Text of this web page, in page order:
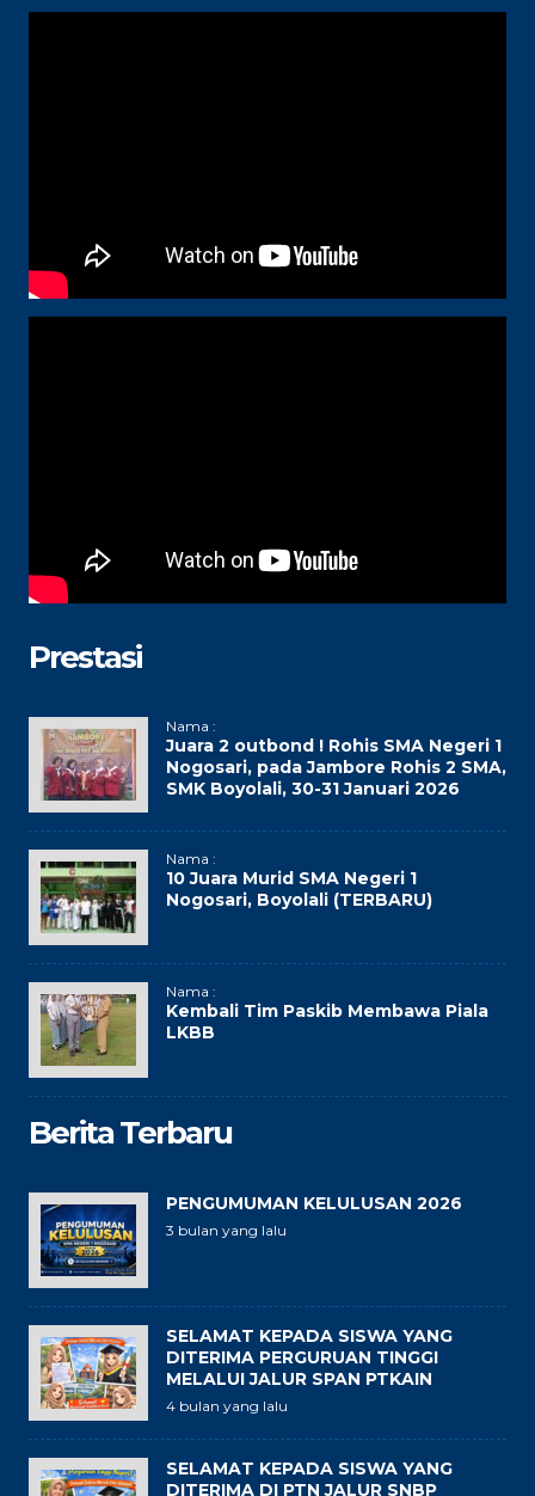
Prestasi
Nama :
Juara 2 outbond ! Rohis SMA Negeri 1
Nogosari, pada Jambore Rohis 2 SMA,
SMK Boyolali, 30-31 Januari 2026
Nama :
10 Juara Murid SMA Negeri 1
Nogosari, Boyolali (TERBARU)
Nama :
Kembali Tim Paskib Membawa Piala
LKBB
Berita Terbaru
PENGUMUMAN KELULUSAN 2026
3 bulan yang lalu
SELAMAT KEPADA SISWA YANG
DITERIMA PERGURUAN TINGGI
MELALUI JALUR SPAN PTKAIN
4 bulan yang lalu
SELAMAT KEPADA SISWA YANG
DITERIMA DI PTN JALUR SNBP